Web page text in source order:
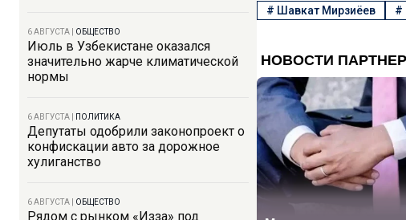
6 АВГУСТА ОБЩЕСТВО
Июль в Узбекистане оказался
значительно жарче климатической
нормы
6 АВГУСТА ПОЛИТИКА
Депутаты одобрили законопроект о
конфискации авто за дорожное
хулиганство
6 АВГУСТА ОБЩЕСТВО
Рядом с рынком «Изза» под
# Шавкат Мирзиёев #